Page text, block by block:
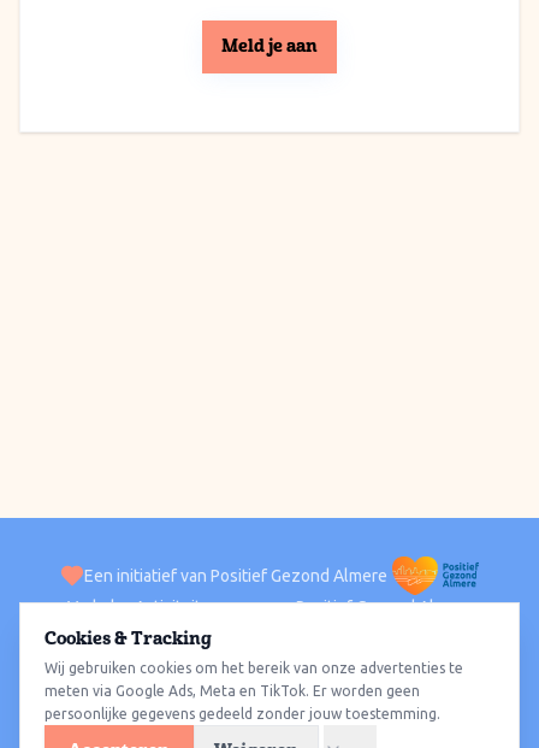
Meld je aan
Een initiatief van Positief Gezond Almere
VerhalenActiviteiten Positief Gezond Almere
ACTIVITEITEN PER WIJK
Alle wijkenAlmere HavenAlmere StadAlmere BuitenAlmere Poort
Almere HoutAlmere OosterwoldWat te doen
Cookies & Tracking
Wij gebruiken cookies om het bereik van onze advertenties te
meten via Google Ads, Meta en TikTok. Er worden geen
persoonlijke gegevens gedeeld zonder jouw toestemming.